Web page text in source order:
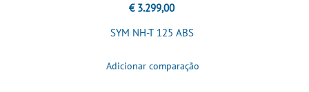
€ 3.299,00
SYM NH-T 125 ABS
Adicionar comparação